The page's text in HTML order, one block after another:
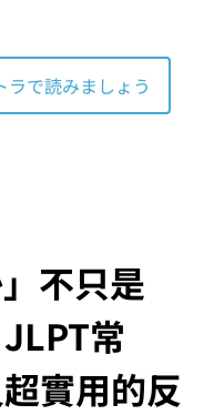
で読みましょう
」不只是
JLPT常
實用的反